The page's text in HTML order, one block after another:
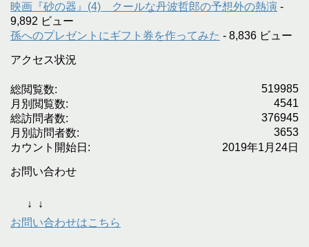
映画『砂の器』(4) クールな丹波哲郎の予想外の熱演 -
9,892 ビュー
孫へのプレゼントにギフト券を作ってみた - 8,836 ビュー
アクセス状況
519985
総閲覧数:
4541
月別閲覧数:
376945
総訪問者数:
3653
月別訪問者数:
2019年1月24日
カウント開始日:
お問い合わせ
↓
↓
お問い合わせはこちら